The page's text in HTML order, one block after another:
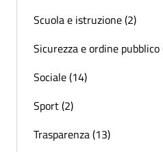
Scuola e istruzione (2)
Sicurezza e ordine pubblico
Sociale (14)
Sport (2)
Trasparenza (13)